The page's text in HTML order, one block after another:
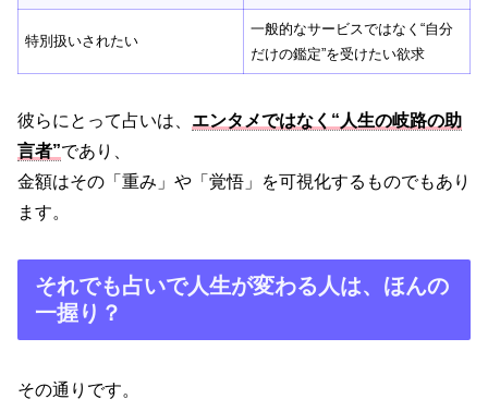
特別扱いされたい
一般的なサービスではなく“自分
だけの鑑定”を受けたい欲求
彼らにとって占いは、 エンタメではなく“人生の岐路の助
言者”であり、
金額はその「重み」や「覚悟」を可視化するものでもあり
ます。
それでも占いで人生が変わる人は、ほんの
一握り？
その通りです。